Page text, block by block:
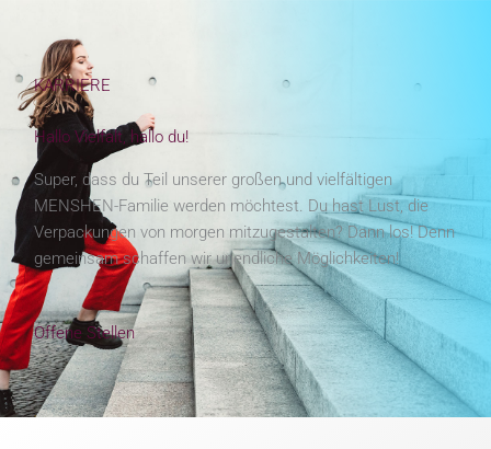
KARRIERE
Hallo Vielfalt, hallo du!
Super, dass du Teil unserer großen und vielfältigen
MENSHEN-Familie werden möchtest. Du hast Lust, die
Verpackungen von morgen mitzugestalten? Dann los! Denn
gemeinsam schaffen wir unendliche Möglichkeiten!
Offene Stellen